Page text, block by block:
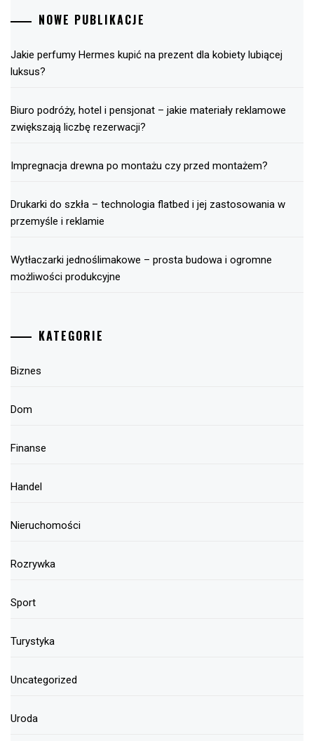
NOWE PUBLIKACJE
Jakie perfumy Hermes kupić na prezent dla kobiety lubiącej
luksus?
Biuro podróży, hotel i pensjonat – jakie materiały reklamowe
zwiększają liczbę rezerwacji?
Impregnacja drewna po montażu czy przed montażem?
Drukarki do szkła – technologia flatbed i jej zastosowania w
przemyśle i reklamie
Wytłaczarki jednoślimakowe – prosta budowa i ogromne
możliwości produkcyjne
KATEGORIE
Biznes
Dom
Finanse
Handel
Nieruchomości
Rozrywka
Sport
Turystyka
Uncategorized
Uroda